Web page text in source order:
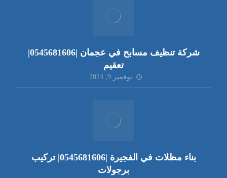
شركة تنظيف مسابح في عجمان |0545681606|
تعقيم
نوفمبر 9, 2024
بناء مظلات في الفجيرة |0545681606| تركيب
برجولات